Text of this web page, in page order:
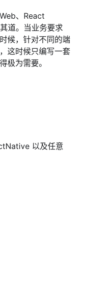
、React
道。当业务要求
候，针对不同的端
这时候只编写一套
极为需要。
以及任意